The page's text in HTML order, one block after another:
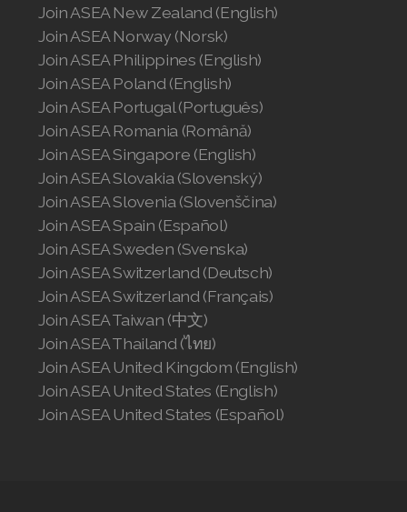
Join ASEA New Zealand (English)
Join ASEA Norway (Norsk)
Join ASEA Philippines (English)
Join ASEA Poland (English)
Join ASEA Portugal (Português)
Join ASEA Romania (Română)
Join ASEA Singapore (English)
Join ASEA Slovakia (Slovenský)
Join ASEA Slovenia (Slovenščina)
Join ASEA Spain (Español)
Join ASEA Sweden (Svenska)
Join ASEA Switzerland (Deutsch)
Join ASEA Switzerland (Français)
Join ASEA Taiwan (中文)
Join ASEA Thailand (ไทย)
Join ASEA United Kingdom (English)
Join ASEA United States (English)
Join ASEA United States (Español)